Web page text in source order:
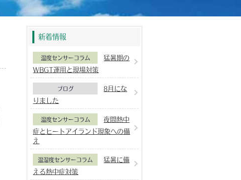
新着情報
温度センサーコラム
猛暑期の
WBGT運用と現場対策
ブログ
8月にな
りました
温度センサーコラム
夜間熱中
症とヒートアイランド現象への備
え
温湿度センサーコラム
猛暑に備
える熱中症対策